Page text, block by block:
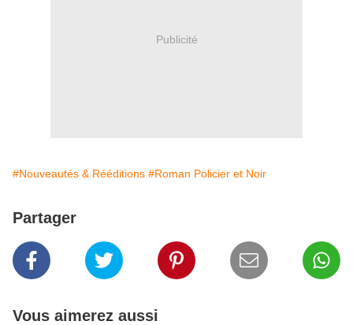
Publicité
#Nouveautés & Rééditions #Roman Policier et Noir
Partager
Vous aimerez aussi